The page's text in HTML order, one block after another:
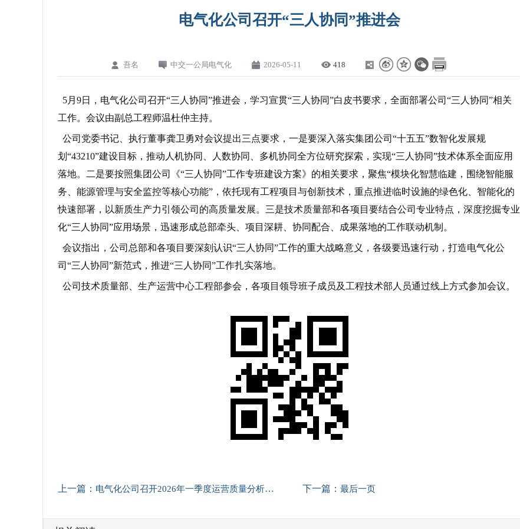
电气化公司召开“三人协同”推进会
吾名 中交一公局电气化 2026-05-11 418
5月9日，电气化公司召开“三人协同”推进会，学习宣贯“三人协同”白皮书要求，全面部署公司“三人协同”相关
工作。会议由副总工程师温杜仲主持。
公司党委书记、执行董事龚卫勇对会议提出三点要求，一是要深入落实集团公司“十五五”数智化发展规
划“43210”建设目标，推动人机协同、人数协同、多机协同全方位研究探索，实现“三人协同”技术体系全面应用
落地。二是要按照集团公司《“三人协同”工作专班建设方案》的相关要求，聚焦“模块化智慧临建，围绕智能服
务、能源管理与安全监控等核心功能”，依托现有工程项目与创新技术，重点推进临时设施的绿色化、智能化的
快速部署，以新质生产力引领公司的高质量发展。三是技术质量部和各项目要结合公司专业特点，深度挖掘专业
化“三人协同”应用场景，迅速形成总部牵头、项目深耕、协同配合、成果落地的工作联动机制。
会议指出，公司总部和各项目要深刻认识“三人协同”工作的重大战略意义，各级要迅速行动，打造电气化公
司“三人协同”新范式，推进“三人协同”工作扎实落地。
公司技术质量部、生产运营中心工程部参会，各项目领导班子成员及工程技术部人员通过线上方式参加会议。
上一篇： 电气化公司召开2026年一季度运营质量分析会、经济活动分析会暨全面成本管理提质年启动会 下一篇： 最后一页